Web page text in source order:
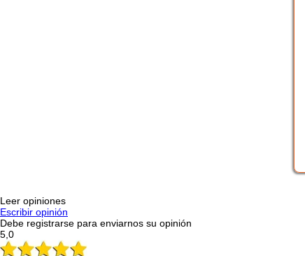
Leer opiniones
Escribir opinión
Debe registrarse para enviarnos su opinión
5,0